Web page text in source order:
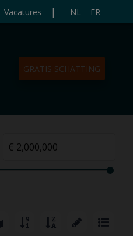
Vacatures | NL FR
GRATIS SCHATTING